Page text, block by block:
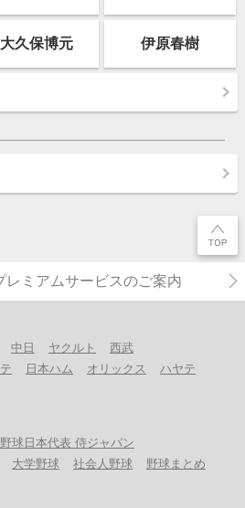
大久保博元 伊原春樹
レミアムサービスのご案内
中日 ヤクルト
西武
日本ハム オリックス
ハヤテ
野球日本代表 侍ジャパン
大学野球 社会人野球 野球まとめ